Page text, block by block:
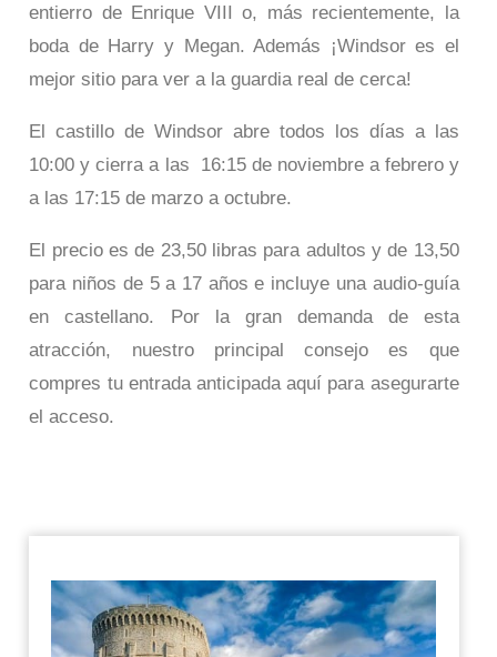
entierro de Enrique VIII o, más recientemente, la
boda de Harry y Megan. Además ¡Windsor es el
mejor sitio para ver a la guardia real de cerca!
El castillo de Windsor abre todos los días a las
10:00 y cierra a las 16:15 de noviembre a febrero y
a las 17:15 de marzo a octubre.
El precio es de 23,50 libras para adultos y de 13,50
para niños de 5 a 17 años e incluye una audio-guía
en castellano. Por la gran demanda de esta
atracción, nuestro principal consejo es que
compres tu entrada anticipada aquí para asegurarte
el acceso.